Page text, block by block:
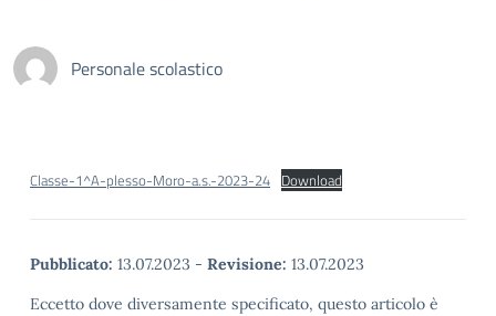
Personale scolastico
Classe-1^A-plesso-Moro-a.s.-2023-24 Download
Pubblicato: 13.07.2023 - Revisione: 13.07.2023
Eccetto dove diversamente specificato, questo articolo è